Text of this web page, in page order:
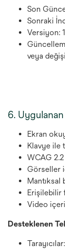
Son
Sonraki
Versiyon:
veya
6.
Ekran
Klavye ile
WCAG
Görseller
Mantıksal
Erişilebilir
Video
Desteklenen